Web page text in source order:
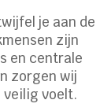
je aan de
zijn
en centrale
zorgen wij
veilig voelt.